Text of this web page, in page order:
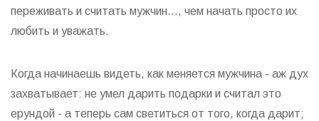
переживать и считать мужчин..., чем начать просто их
любить и уважать.
Когда начинаешь видеть, как меняется мужчина - аж дух
захватывает: не умел дарить подарки и считал это
ерундой - а теперь сам светиться от того, когда дарит;